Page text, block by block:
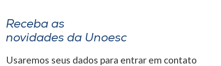
Receba as
novidades da Unoesc
Usaremos seus dados para entrar em contato